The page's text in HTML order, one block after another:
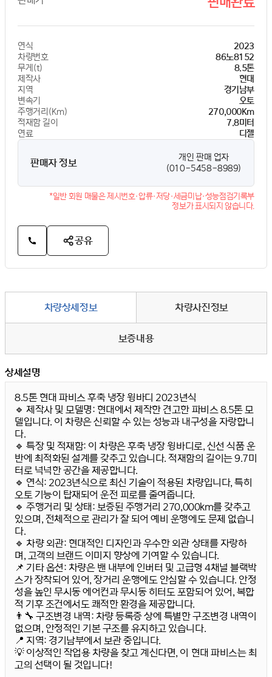
연식
2023
차량번호
86노8152
무게(t)
8.5톤
제작사
현대
지역
경기남부
변속기
오토
주행거리(Km)
270,000Km
적재함 길이
7.8미터
연료
디젤
판매자 정보
개인 판매 업자
(010-5458-8989)
*일반 회원 매물은 제시번호·압류·저당·세금미납·성능점검기록부
정보가 표시되지 않습니다.
공유
차량상세정보 차량사진정보
보증내용
상세설명
8.5톤 현대 파비스 후축 냉장 윙바디 2023년식
🔹제작사 및 모델명: 현대에서 제작한 견고한 파비스 8.5톤 모
델입니다. 이 차량은 신뢰할 수 있는 성능과 내구성을 자랑합니
다.
🔹특장 및 적재함: 이 차량은후축 냉장 윙바디 로, 신선 식품 운
반에 최적화된 설계를 갖추고 있습니다. 적재함의 길이는9.7미
터 로 넉넉한 공간을 제공합니다.
🔹 연식: 2023년식으로 최신 기술이 적용된 차량입니다, 특히
오토 기능이 탑재되어 운전 피로를 줄여줍니다.
🔹주행거리 및 상태: 보증된 주행거리 270,000km를 갖추고
있으며, 전체적으로 관리가 잘 되어 예비 운행에도 문제 없습니
다.
🔹 차량 외관: 현대적인 디자인과 우수한 외관 상태를 자랑하
며, 고객의 브랜드 이미지 향상에 기여할 수 있습니다.
📌기타 옵션: 차량은 밴 내부에 인버터 및 고급형 4채널 블랙박
스가 장착되어 있어, 장거리 운행에도 안심할 수 있습니다. 안정
성을 높인 무시동 에어컨과 무시동 히터도 포함되어 있어, 복합
적 기후 조건에서도 쾌적한 환경을 제공합니다.
👨‍🔧구조변경 내역: 차량 등록증 상에 특별한 구조변경 내역이
없으며, 안정적인 기본 구조를 유지하고 있습니다.
📍 지역: 경기남부에서 보관 중입니다.
💡 이상적인 작업용 차량을 찾고 계신다면, 이 현대 파비스는 최
고의 선택이 될 것입니다!